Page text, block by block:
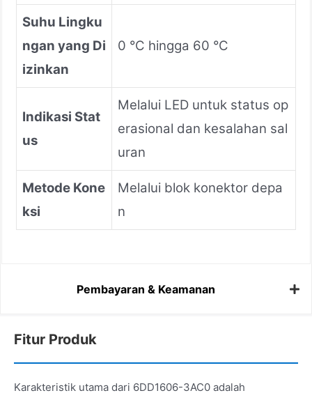
Suhu Lingku
ngan yang Di
izinkan
0 °C hingga 60 °C
Indikasi Stat
us
Melalui LED untuk status op
erasional dan kesalahan sal
uran
Metode Kone
ksi
Melalui blok konektor depa
n
Pembayaran & Keamanan
Fitur Produk
Karakteristik utama dari 6DD1606-3AC0 adalah